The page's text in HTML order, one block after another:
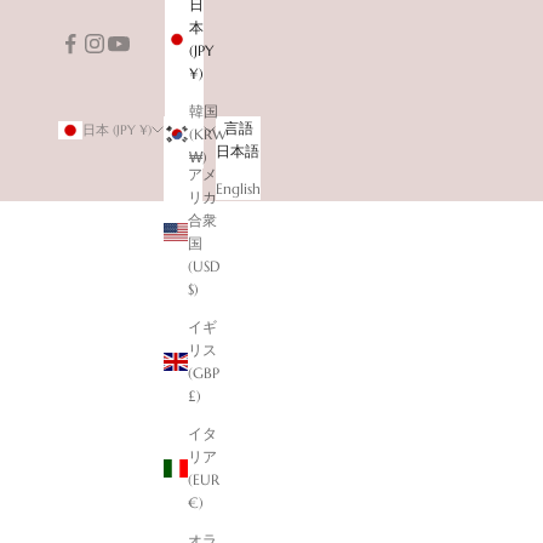
日
本
(JPY
¥)
韓国
(KRW
₩)
日本 (JPY ¥)
国/地
域
アメ
リカ
合衆
国
(USD
$)
イギ
リス
(GBP
£)
イタ
リア
(EUR
€)
日本語
言語
日本語
English